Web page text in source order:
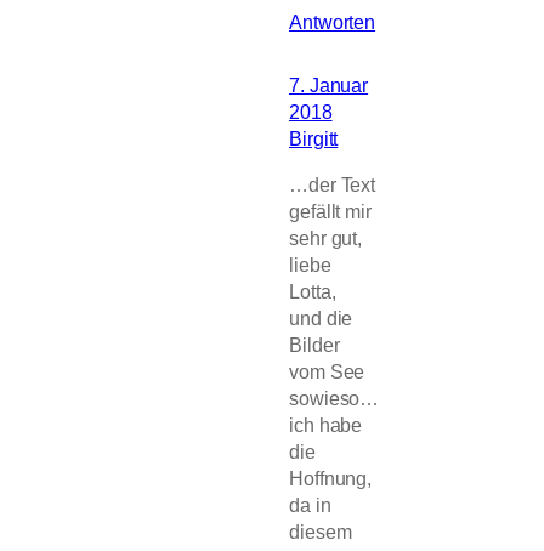
Antworten
7. Januar
2018
Birgitt
…der Text
gefällt mir
sehr gut,
liebe
Lotta,
und die
Bilder
vom See
sowieso…
ich habe
die
Hoffnung,
da in
diesem